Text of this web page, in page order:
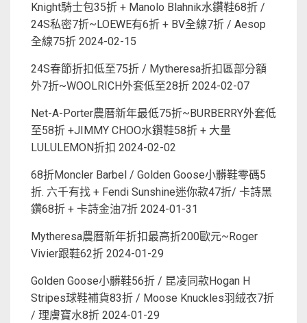
Knight騎士包35折 + Manolo Blahnik水鑽鞋68折 /
24S私密7折~LOEWE有6折 + BV全線7折 / Aesop
全線75折 2024-02-15
24S春節折扣低至75折 / Mytheresa折扣區部分額
外7折~WOOLRICH外套低至28折 2024-02-07
Net-A-Porter農曆新年最低75折~BURBERRY外套低
至58折 +JIMMY CHOO水鑽鞋58折 + 大量
LULULEMON折扣 2024-02-02
68折Moncler Barbel / Golden Goose小髒鞋零碼5
折. 六千有找 + Fendi Sunshine迷你款47折/ 卡詩黑
鑽68折 + 卡詩金油7折 2024-01-31
Mytheresa農曆新年折扣最高折200歐元~Roger
Vivier跟鞋62折 2024-01-29
Golden Goose小髒鞋56折 / 昆凌同款Hogan H
Stripes球鞋補貨83折 / Moose Knuckles羽絨衣7折
/ 理膚寶水8折 2024-01-29